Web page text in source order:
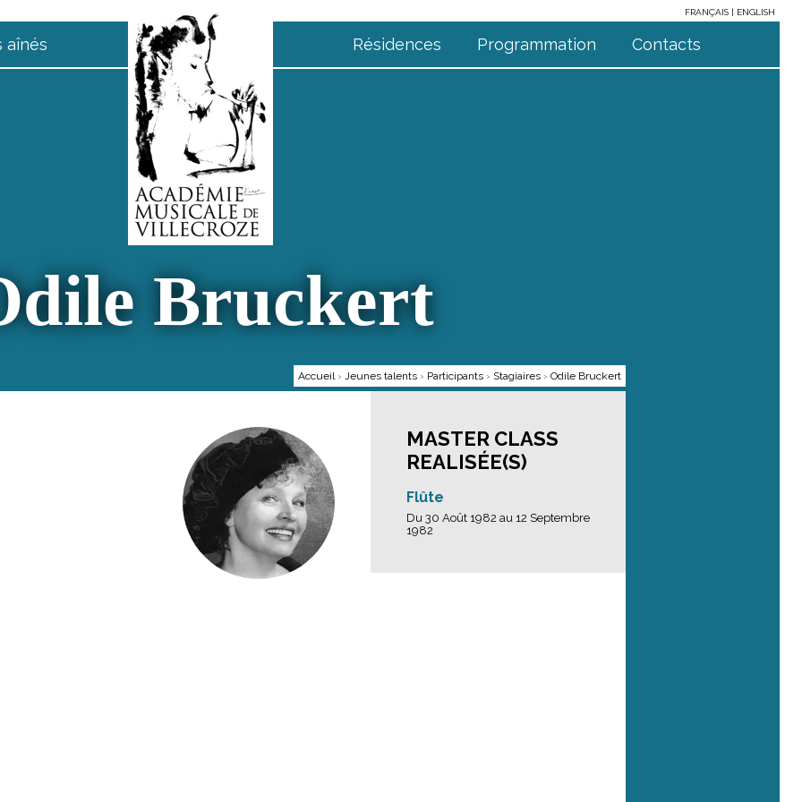
FRANÇAIS
ENGLISH
aînés Résidences Programmation Contacts
Bruckert
Accueil › Jeunes talents › Participants › Stagiaires › Odile Bruckert
MASTER CLASS
REALISÉE(S)
Flûte
Du 30 Août 1982 au 12 Septembre
1982